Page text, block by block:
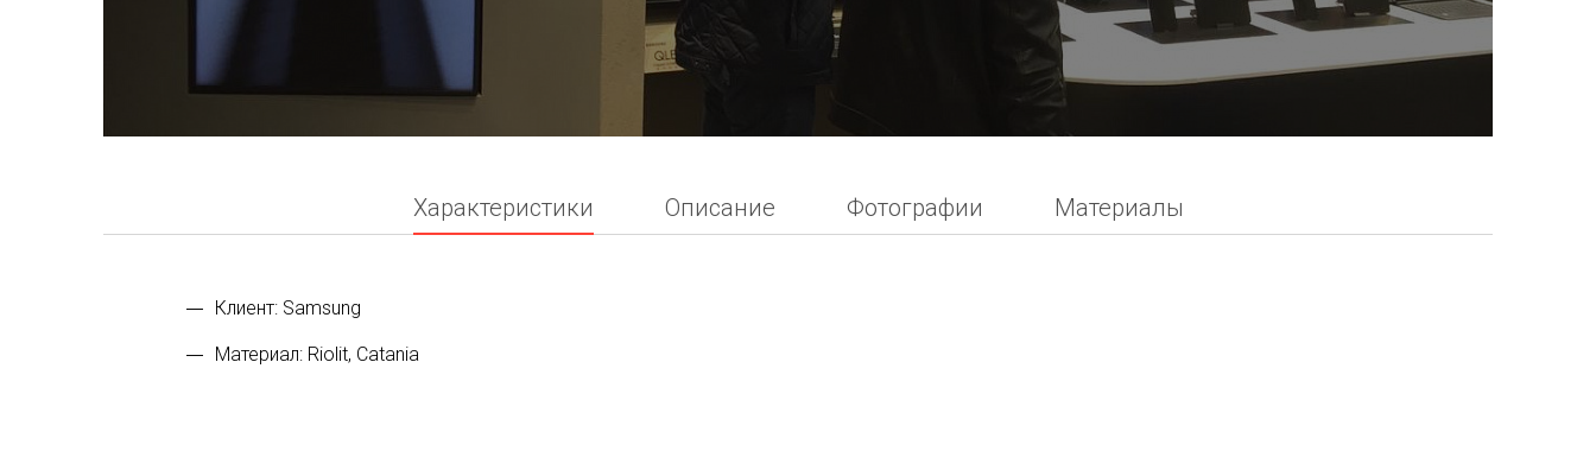
Характеристики Описание Фотографии Материалы
Клиент: Samsung
Материал: Riolit, Catania